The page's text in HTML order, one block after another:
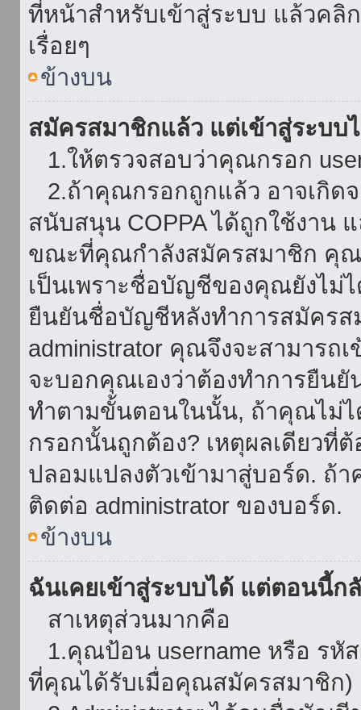
ที่หน้าสำหรับเข้าสู่ระบบ แล้วค
เรื่อยๆ
ข้างบน
สมัครสมาชิกแล้ว แต่เข้าสู่ระบบ
1.ให้ตรวจสอบว่าคุณกรอก
2.ถ้าคุณกรอกถูกแล้ว อาจเกิด
สนับสนุน COPPA ได้ถูกใช้งาน
ขณะที่คุณกำลังสมัครสมาชิก คุ
เป็นเพราะชื่อบัญชีของคุณยังไม่
ยืนยันชื่อบัญชีหลังทำการสมัครส
administrator คุณจึงจะสามาร
จะบอกคุณเองว่าต้องทำการยืน
ทำตามขั้นตอนในนั้น, ถ้าคุณไม่
กรอกนั้นถูกต้อง? เหตุผลเดียวที่
ปลอมแปลงตัวเข้ามาสู่บอร์ด. ถ้
ติดต่อ administrator ของบอร์ด.
ข้างบน
ฉันเคยเข้าสู่ระบบได้ แต่ตอนนี้ก
สาเหตุส่วนมากคือ
1.คุณป้อน username หรือ รหั
ที่คุณได้รับเมื่อคุณสมัครสมาชิก)